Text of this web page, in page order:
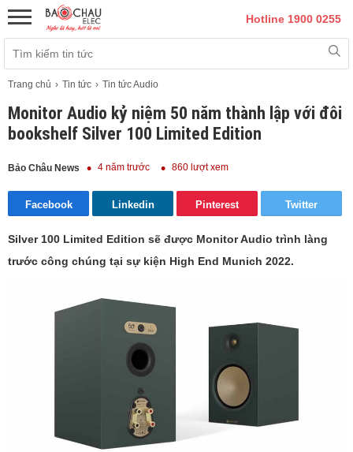
Hotline 1900 0255
Trang chủ Tin tức Tin tức Audio
Monitor Audio kỷ niệm 50 năm thành lập với đôi
bookshelf Silver 100 Limited Edition
Bảo Châu News 4 năm trước 860 lượt xem
Facebook Linkedin Pinterest Twitter
Silver 100 Limited Edition sẽ được Monitor Audio trình làng
trước công chúng tại sự kiện High End Munich 2022.